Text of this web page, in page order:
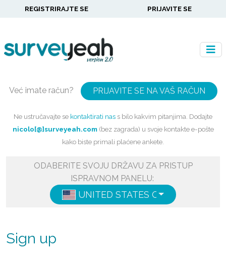
REGISTRIRAJTE SE PRIJAVITE SE
Već imate račun? PRIJAVITE SE NA VAŠ RAČUN
Ne ustručavajte se kontaktirati nas s bilo kakvim pitanjima. Dodajte
nicolo[@]surveyeah.com(bez zagrada) u svoje kontakte e-pošte
kako biste primali plaćene ankete.
ODABERITE SVOJU DRŽAVU ZA PRISTUP
ISPRAVNOM PANELU:
UNITED STATES OF AMERICA
Sign up